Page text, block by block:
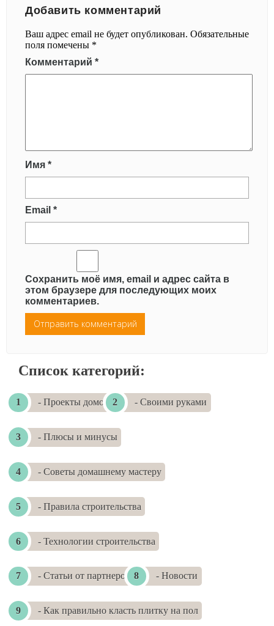
Добавить комментарий
Ваш адрес email не будет опубликован. Обязательные
поля помечены *
Комментарий *
Имя *
Email *
Сохранить моё имя, email и адрес сайта в
этом браузере для последующих моих
комментариев.
Список категорий:
- Проекты домов - Своими руками
- Плюсы и минусы
- Советы домашнему мастеру
- Правила строительства
- Технологии строительства
- Статьи от партнеров - Новости
- Как правильно класть плитку на пол